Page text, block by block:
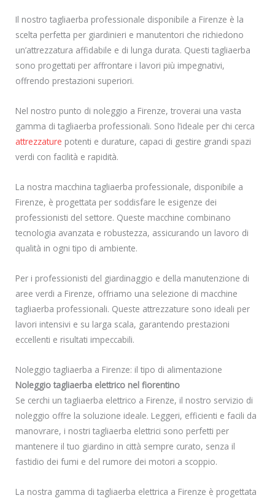
Il nostro tagliaerba professionale disponibile a Firenze è la
scelta perfetta per giardinieri e manutentori che richiedono
un’attrezzatura affidabile e di lunga durata. Questi tagliaerba
sono progettati per affrontare i lavori più impegnativi,
offrendo prestazioni superiori.
Nel nostro punto di noleggio a Firenze, troverai una vasta
gamma di tagliaerba professionali. Sono l’ideale per chi cerca
attrezzature potenti e durature, capaci di gestire grandi spazi
verdi con facilità e rapidità.
La nostra macchina tagliaerba professionale, disponibile a
Firenze, è progettata per soddisfare le esigenze dei
professionisti del settore. Queste macchine combinano
tecnologia avanzata e robustezza, assicurando un lavoro di
qualità in ogni tipo di ambiente.
Per i professionisti del giardinaggio e della manutenzione di
aree verdi a Firenze, offriamo una selezione di macchine
tagliaerba professionali. Queste attrezzature sono ideali per
lavori intensivi e su larga scala, garantendo prestazioni
eccellenti e risultati impeccabili.
Noleggio tagliaerba a Firenze: il tipo di alimentazione
Noleggio tagliaerba elettrico nel fiorentino
Se cerchi un tagliaerba elettrico a Firenze, il nostro servizio di
noleggio offre la soluzione ideale. Leggeri, efficienti e facili da
manovrare, i nostri tagliaerba elettrici sono perfetti per
mantenere il tuo giardino in città sempre curato, senza il
fastidio dei fumi e del rumore dei motori a scoppio.
La nostra gamma di tagliaerba elettrica a Firenze è progettata